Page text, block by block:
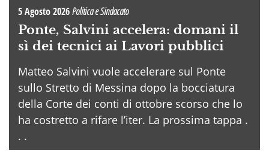
5 Agosto 2026Politica e Sindacato
Ponte, Salvini accelera: domani il
sì dei tecnici ai Lavori pubblici
Matteo Salvini vuole accelerare sul Ponte
sullo Stretto di Messina dopo la bocciatura
della Corte dei conti di ottobre scorso che lo
ha costretto a rifare l’iter. La prossima tappa .
. .